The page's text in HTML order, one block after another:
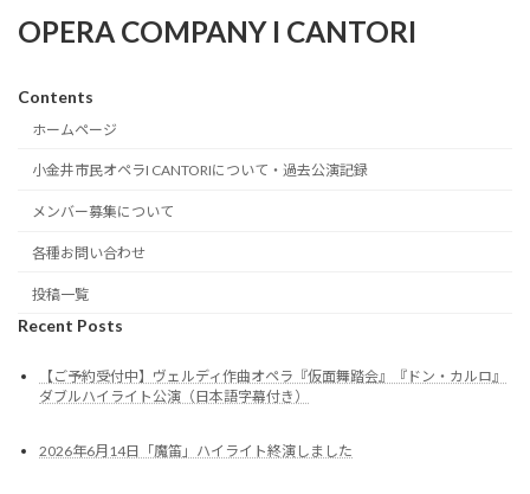
OPERA COMPANY I CANTORI
Contents
ホームページ
小金井市民オペラI CANTORIについて・過去公演記録
メンバー募集について
各種お問い合わせ
投稿一覧
Recent Posts
【ご予約受付中】ヴェルディ作曲オペラ『仮面舞踏会』『ドン・カルロ』
ダブルハイライト公演（日本語字幕付き）
2026年6月14日「魔笛」ハイライト終演しました